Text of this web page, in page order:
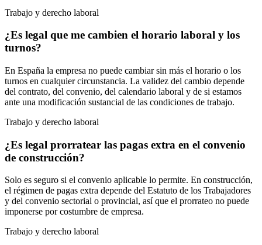
Trabajo y derecho laboral
¿Es legal que me cambien el horario laboral y los
turnos?
En España la empresa no puede cambiar sin más el horario o los
turnos en cualquier circunstancia. La validez del cambio depende
del contrato, del convenio, del calendario laboral y de si estamos
ante una modificación sustancial de las condiciones de trabajo.
Trabajo y derecho laboral
¿Es legal prorratear las pagas extra en el convenio
de construcción?
Solo es seguro si el convenio aplicable lo permite. En construcción,
el régimen de pagas extra depende del Estatuto de los Trabajadores
y del convenio sectorial o provincial, así que el prorrateo no puede
imponerse por costumbre de empresa.
Trabajo y derecho laboral